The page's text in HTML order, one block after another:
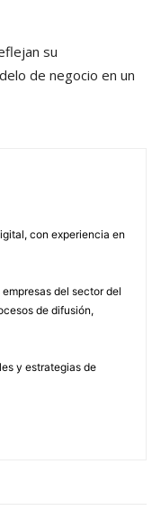
su
de negocio en un
con experiencia en
del sector del
de difusión,
y estrategias de